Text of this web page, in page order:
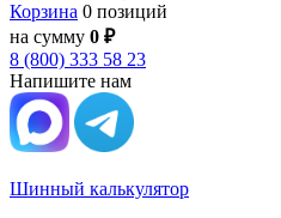
Корзина 0 позиций
на сумму 0 ₽
8 (800) 333 58 23
Напишите нам
Шинный калькулятор